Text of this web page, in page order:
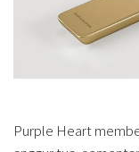
Purple Heart